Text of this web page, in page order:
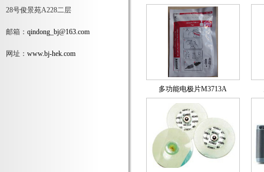
28号俊景苑A228二层
邮箱： qindong_bj@163.com
网址： www.bj-hek.com
多功能电极片M3713A